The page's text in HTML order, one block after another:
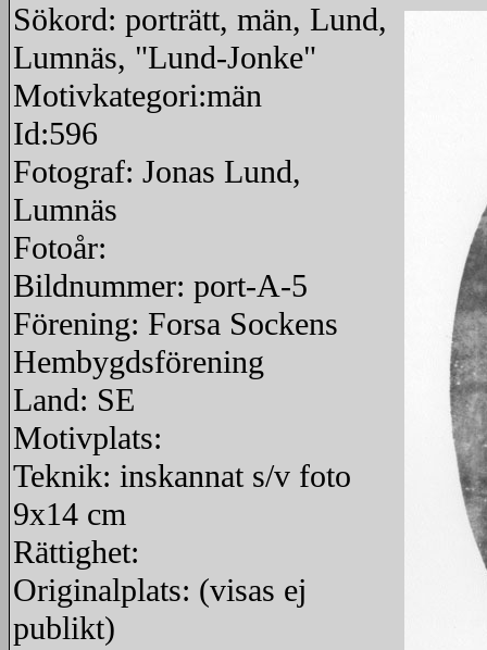
Sökord: porträtt, män, Lund,
Lumnäs, "Lund-Jonke"
Motivkategori:män
Id:596
Fotograf: Jonas Lund,
Lumnäs
Fotoår:
Bildnummer: port-A-5
Förening: Forsa Sockens
Hembygdsförening
Land: SE
Motivplats:
Teknik: inskannat s/v foto
9x14 cm
Rättighet:
Originalplats: (visas ej
publikt)